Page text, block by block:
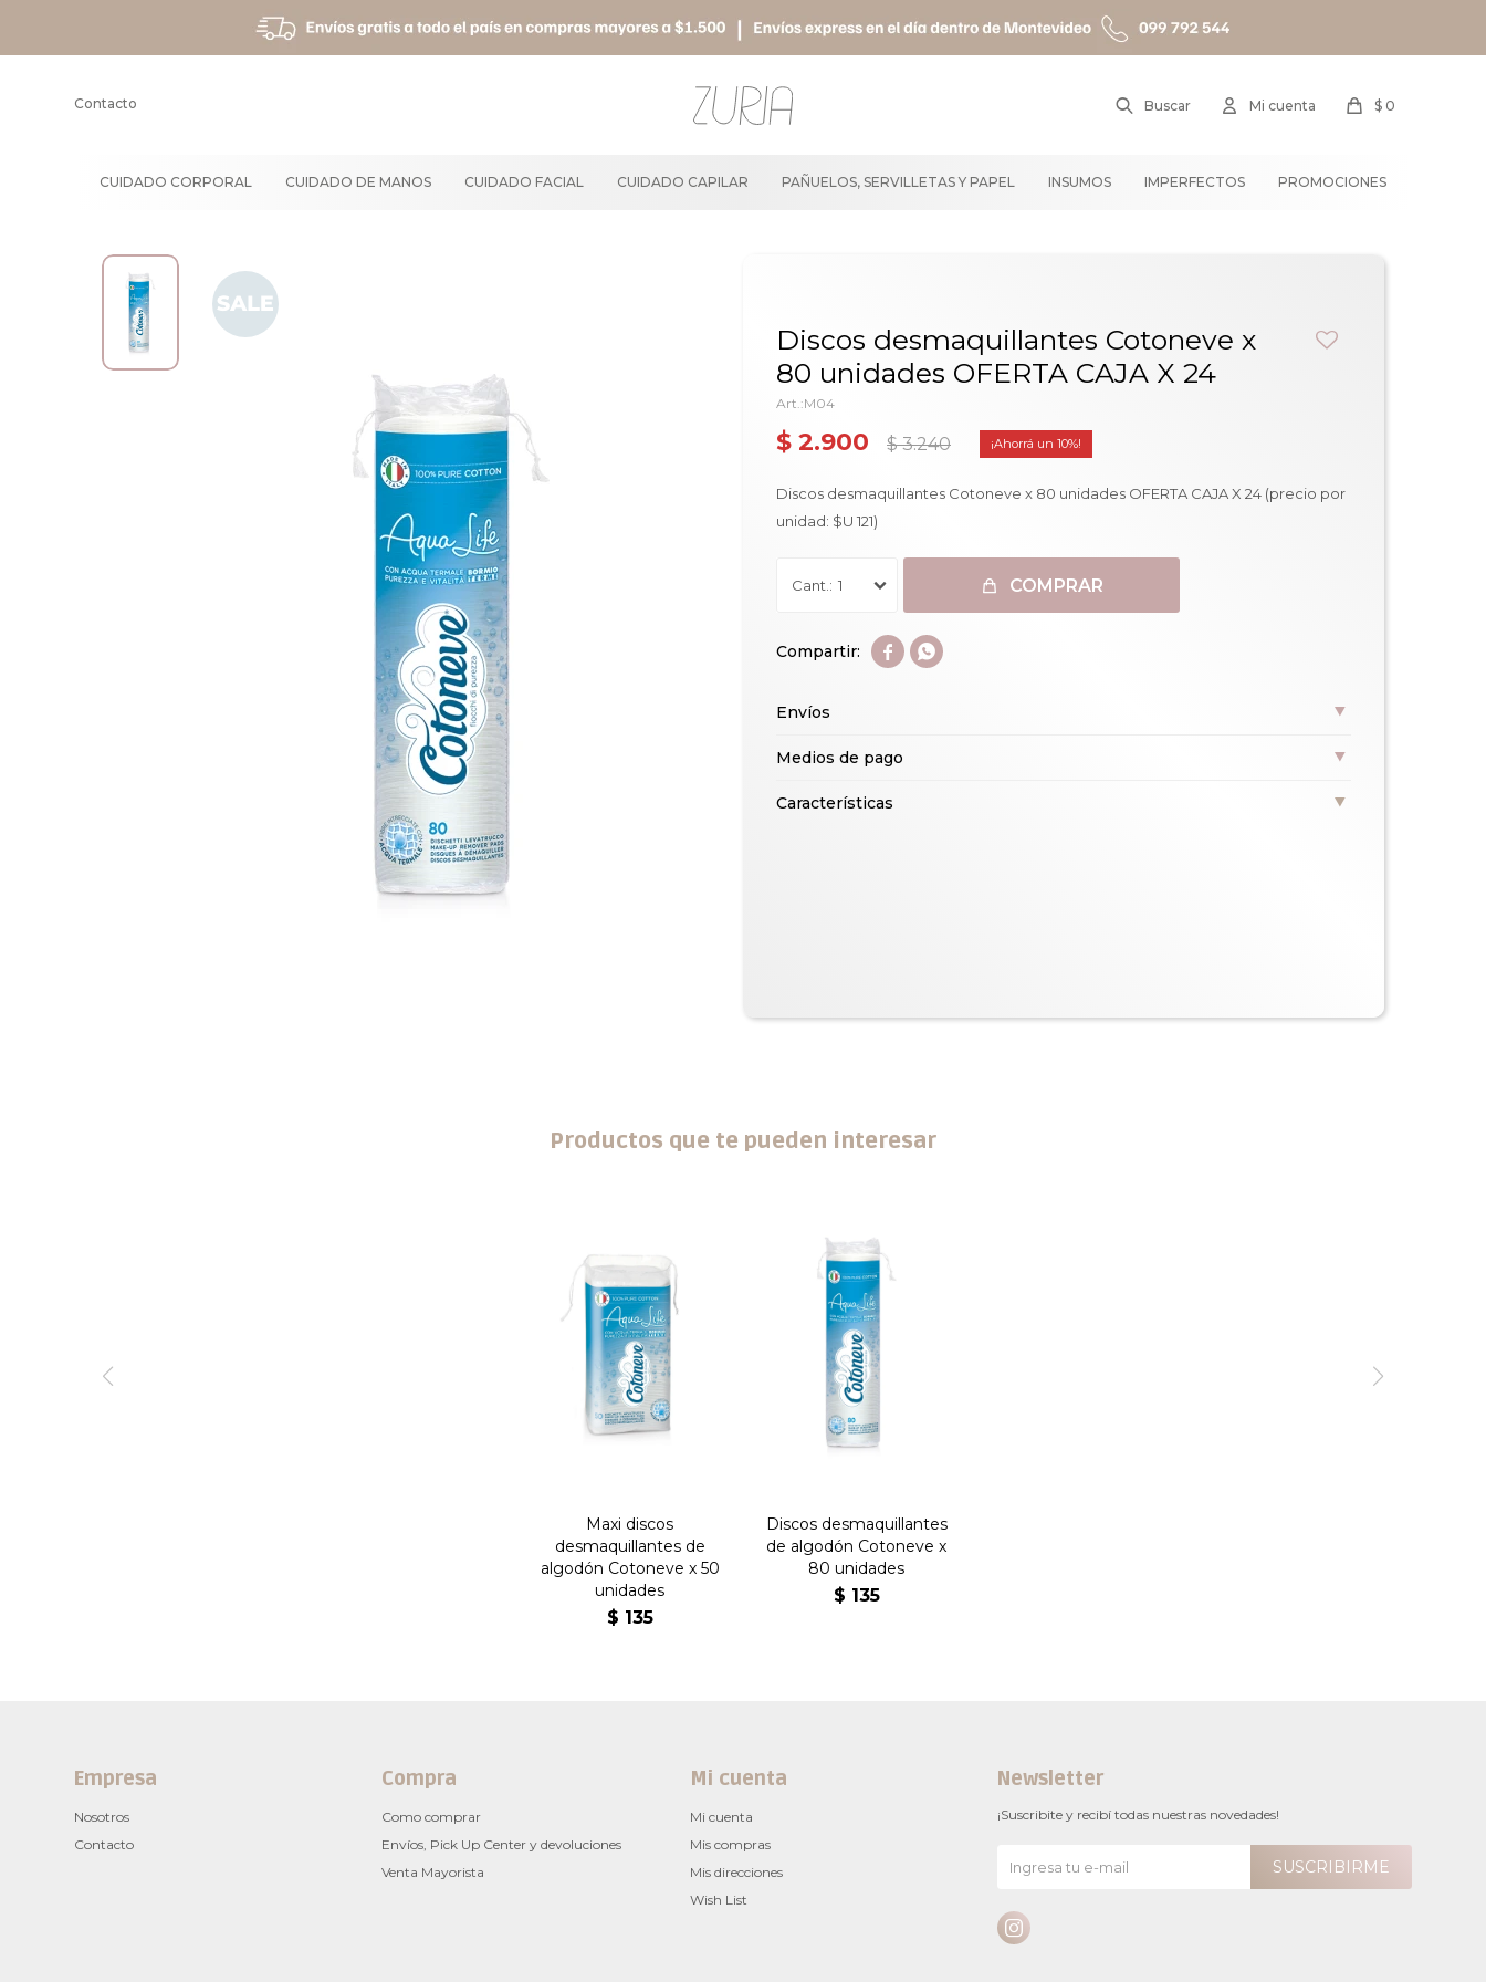
CUIDADO CORPORAL CUIDADO DE MANOS CUIDADO FACIAL CUIDADO CAPILAR PAÑUELOS, SERVILLETAS Y PAPEL INSUMOS IMPERFECTOS PROMOCIONES
$ 0
Contacto
Discos desmaquillantes Cotoneve x
80 unidades OFERTA CAJA X 24
M04
$ 2.900 $ 3.240 10
Discos desmaquillantes Cotoneve x 80 unidades OFERTA CAJA X 24 (precio por
unidad: $U 121)
1 COMPRAR
 
Envíos
Medios de pago
Características
Productos que te pueden interesar
Maxi discos
desmaquillantes de
algodón Cotoneve x 50
unidades
$ 135
Discos desmaquillantes
de algodón Cotoneve x
80 unidades
$ 135
Empresa
Nosotros
Contacto
Compra
Como comprar
Envíos, Pick Up Center y devoluciones
Venta Mayorista
Mi cuenta
Mi cuenta
Mis compras
Mis direcciones
Wish List
Newsletter
¡Suscribite y recibí todas nuestras novedades!
SUSCRIBIRME
